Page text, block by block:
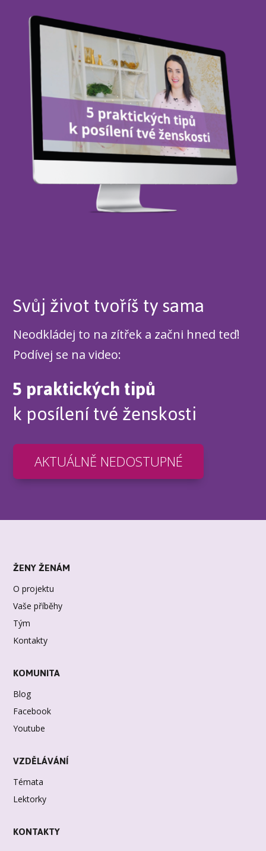
Svůj život tvoříš ty sama
Neodkládej to na zítřek a začni hned teď!
Podívej se na video:
5 praktických tipů
k posílení tvé ženskosti
AKTUÁLNĚ NEDOSTUPNÉ
ŽENY ŽENÁM
O projektu
Vaše příběhy
Tým
Kontakty
KOMUNITA
Blog
Facebook
Youtube
VZDĚLÁVÁNÍ
Témata
Lektorky
KONTAKTY